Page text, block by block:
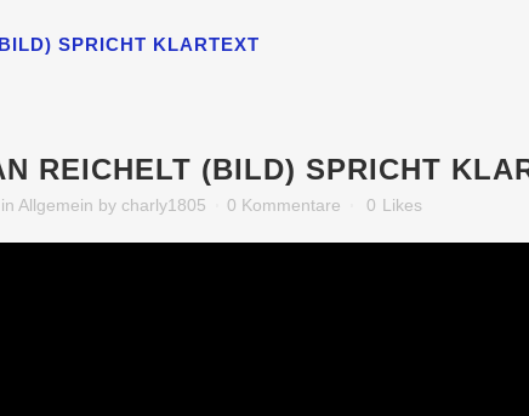
SPRICHT KLARTEXT
REICHELT (BILD) SPRICHT
in Allgemein by charly1805 0 Kommentare 0 Likes